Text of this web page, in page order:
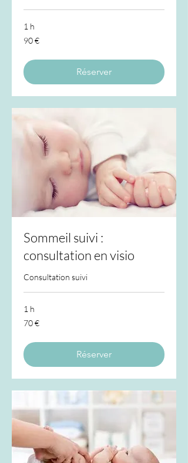
1 h
90
euros
90 €
Réserver
Sommeil suivi :
consultation en visio
Consultation suivi
1 h
70
euros
70 €
Réserver